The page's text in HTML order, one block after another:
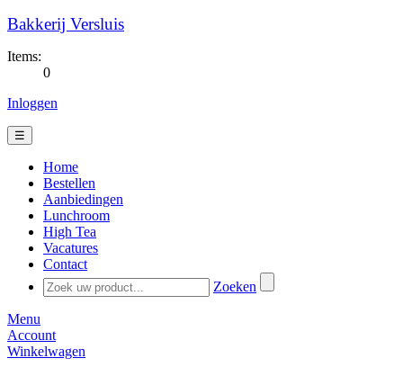
Bakkerij Versluis
Items:
0
Inloggen
☰
Home
Bestellen
Aanbiedingen
Lunchroom
High Tea
Vacatures
Contact
Zoeken
Menu
Account
Winkelwagen